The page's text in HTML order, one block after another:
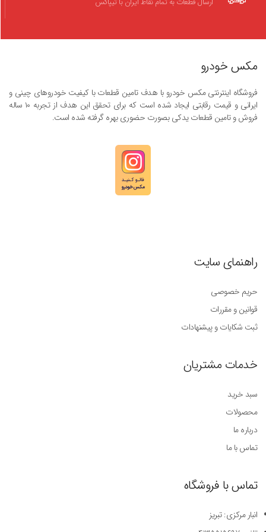
مکس خودرو
فروشگاه اینترنتی مکس خودرو با هدف تامین قطعات با کیفیت خودروهای چینی و
ایرانی و قیمت رقابتی ایجاد شده است که برای تحقق این هدف از تجربه ۱۰ ساله
فروش و تامین قطعات یدکی بصورت حضوری بهره گرفته شده است.
راهنمای سایت
حریم خصوصی
قوانین و مقررات
ثبت شکایات و پیشنهادات
خدمات مشتریان
سبد خرید
محصولات
درباره ما
تماس با ما
تماس با فروشگاه
انبار مرکزی: تبریز